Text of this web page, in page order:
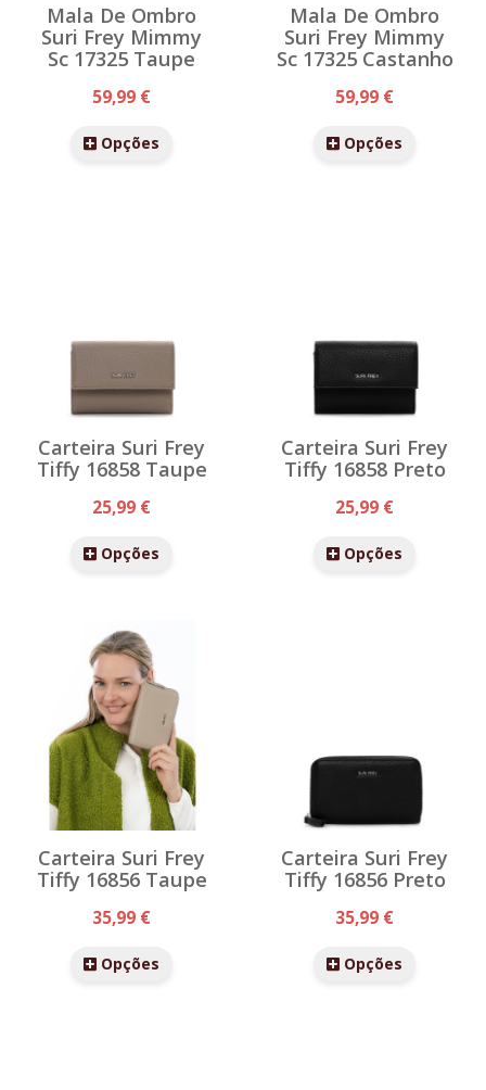
Mala De Ombro
Suri Frey Mimmy
Sc 17325 Taupe
59,99 €
Opções
Mala De Ombro
Suri Frey Mimmy
Sc 17325 Castanho
59,99 €
Opções
Carteira Suri Frey
Tiffy 16858 Taupe
25,99 €
Opções
Carteira Suri Frey
Tiffy 16858 Preto
25,99 €
Opções
Carteira Suri Frey
Tiffy 16856 Taupe
35,99 €
Opções
Carteira Suri Frey
Tiffy 16856 Preto
35,99 €
Opções